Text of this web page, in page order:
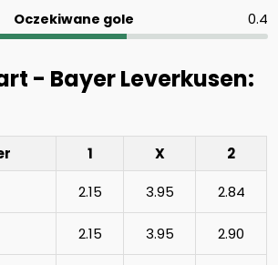
Oczekiwane gole 0.4
- Bayer Leverkusen:
1 X
2
2.15
3.95 2.84
2.15 3.95 2.90